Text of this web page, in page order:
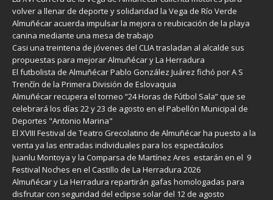
volver a llenar de deporte y solidaridad la Vega de Río Verde
Almuñécar acuerda impulsar la mejora o reubicación de la playa
canina mediante una mesa de trabajo
Casi una treintena de jóvenes del CLIA trasladan al alcalde sus
propuestas para mejorar Almuñécar y La Herradura
El futbolista de Almuñécar Pablo González Juárez fichó por A S
Trenčín de la Primera División de Eslovaquia
Almuñécar recupera el torneo “24 Horas de Fútbol Sala” que se
celebrará los días 22 y 23 de agosto en el Pabellón Municipal de
Deportes "Antonio Marina"
El XVIII Festival de Teatro Grecolatino de Almuñécar ha puesto a la
venta ya las entradas individuales para los espectáculos
Juanlu Montoya y la Comparsa de Martínez Ares estarán en el 9
Festival Noches en el Castillo de La Herradura 2026
Almuñécar y La Herradura repartirán gafas homologadas para
disfrutar con seguridad del eclipse solar del 12 de agosto